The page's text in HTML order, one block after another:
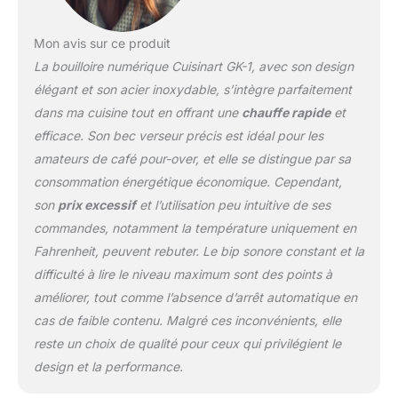
Garantie limitée de 3 ans
: reportez-vous au
manuel de l'utilisateur
pour les étapes de
dépannage et les
questions concernant les
ce produit est sans BPA
Mon avis sur ce produit
La bouilloire numérique Cuisinart GK-1, avec son design
élégant et son acier inoxydable, s’intègre parfaitement
dans ma cuisine tout en offrant une chauffe rapideet
efficace. Son bec verseur précis est idéal pour les
amateurs de café pour-over, et elle se distingue par sa
consommation énergétique économique. Cependant,
son prix excessifet l’utilisation peu intuitive de ses
commandes, notamment la température uniquement en
Fahrenheit, peuvent rebuter. Le bip sonore constant et la
difficulté à lire le niveau maximum sont des points à
améliorer, tout comme l’absence d’arrêt automatique en
cas de faible contenu. Malgré ces inconvénients, elle
reste un choix de qualité pour ceux qui privilégient le
design et la performance.